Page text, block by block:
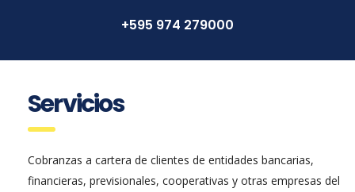
+595 974 279000
Servicios
Cobranzas a cartera de clientes de entidades bancarias,
financieras, previsionales, cooperativas y otras empresas del